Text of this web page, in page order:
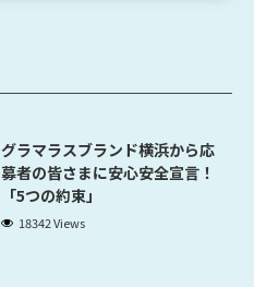
グラマラスブランド横浜から応
募者の皆さまに安心安全宣言！
「5つの約束」
18342 Views